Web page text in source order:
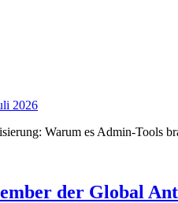
2026
Warum es Admin-Tools
der Global